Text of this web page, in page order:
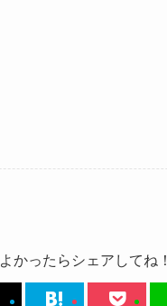
よかったらシェアしてね！